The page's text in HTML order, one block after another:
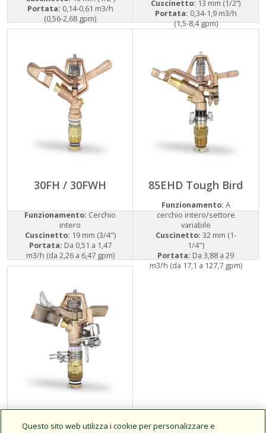
Portata: 0,14-0,61 m3/h
(0,56-2,68 gpm)
Cuscinetto: 13 mm (1/2”)
Portata: 0,34-1,9 m3/h
(1,5-8,4 gpm)
30FH / 30FWH
Funzionamento: Cerchio
intero
Cuscinetto: 19 mm (3/4")
Portata: Da 0,51 a 1,47
m3/h (da 2,26 a 6,47 gpm)
85EHD Tough Bird
Funzionamento: A
cerchio intero/settore
variabile
Cuscinetto: 32 mm (1-
1/4")
Portata: Da 3,88 a 29
m3/h (da 17,1 a 127,7 gpm)
Serie 25BPJ
Questo sito web utilizza i cookie per personalizzare e